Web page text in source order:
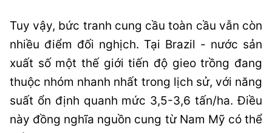
Tuy vậy, bức tranh cung cầu toàn cầu vẫn còn
nhiều điểm đối nghịch. Tại Brazil - nước sản
xuất số một thế giới tiến độ gieo trồng đang
thuộc nhóm nhanh nhất trong lịch sử, với năng
suất ổn định quanh mức 3,5-3,6 tấn/ha. Điều
này đồng nghĩa nguồn cung từ Nam Mỹ có thể